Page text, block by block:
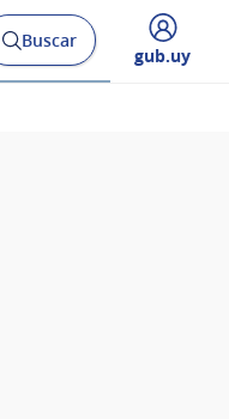
Abrir
buscador
Buscar
Desplegar
gub.uy